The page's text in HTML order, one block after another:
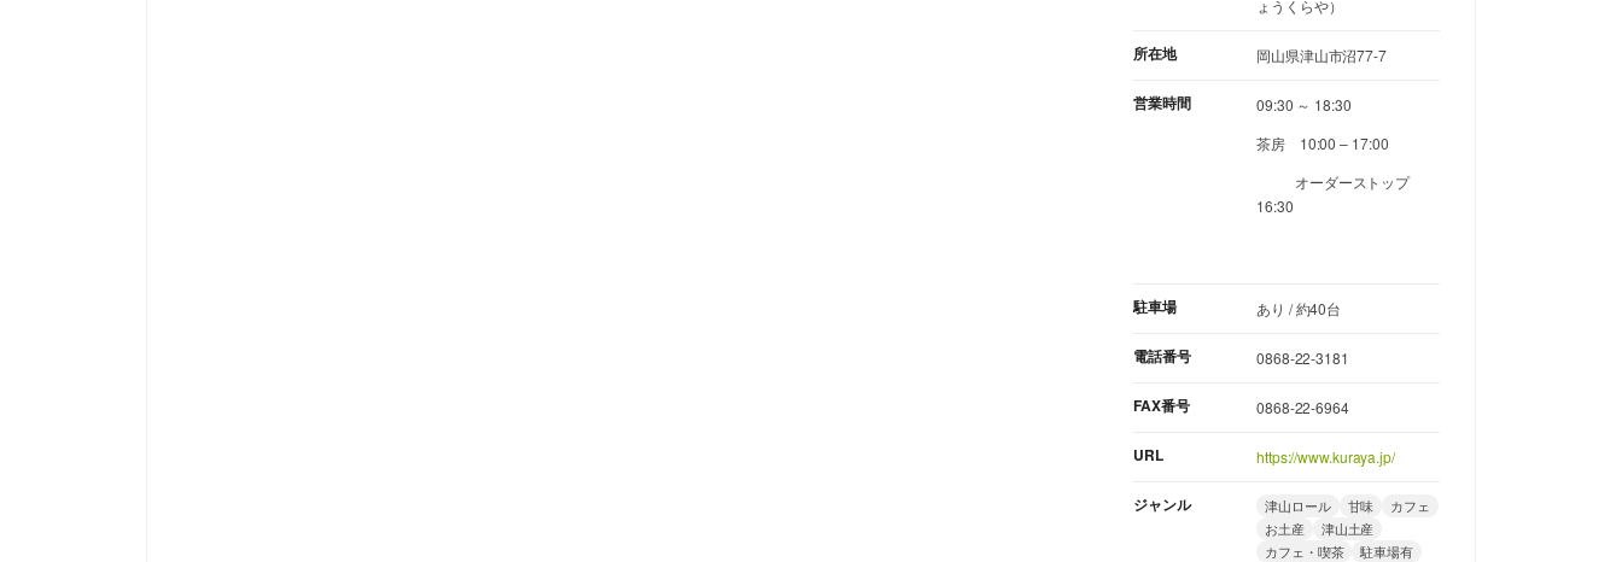
ょうくらや）
所在地 岡山県津山市沼77-7
営業時間
09:30 ～ 18:30
茶房 10:00 – 17:00
オーダーストップ
16:30
駐車場 あり / 約40台
電話番号 0868-22-3181
FAX番号 0868-22-6964
URL https://www.kuraya.jp/
ジャンル 津山ロール 甘味
カフェ
お土産
津山土産
カフェ・喫茶
駐車場有